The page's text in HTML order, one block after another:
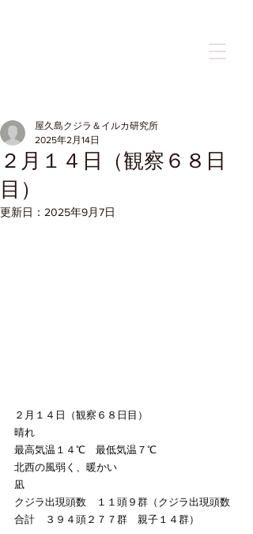
２月１４日（観察６８日
目）
屋久島クジラ＆イルカ研究所
2025年2月14日
更新日： 2025年9月7日
２月１４日（観察６８日目）
晴れ
最高気温１４℃　最低気温７℃
北西の風弱く、暖かい
凪
クジラ出現頭数　１１頭９群（クジラ出現頭数
合計　３９４頭２７７群　親子１４群）